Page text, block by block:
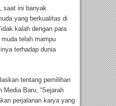
saat ini banyak
yang berkualitas di
kalah dengan para
telah mampu
terhadap dunia
tentang pemilihan
Media Baru, “Sejarah
perjalanan karya yang